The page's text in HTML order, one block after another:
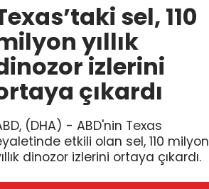
sel, 110
yıllık
izlerini
çıkardı
(DHA) - ABD'nin Texas
etkili olan sel, 110 milyon
dinozor izlerini ortaya çıkardı.